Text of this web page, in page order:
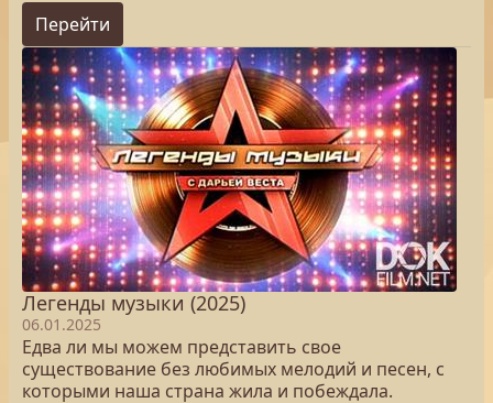
Перейти
Легенды музыки (2025)
06.01.2025
Едва ли мы можем представить свое
существование без любимых мелодий и песен, с
которыми наша страна жила и побеждала.